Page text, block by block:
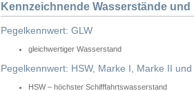
Kennzeichnende Wasserstände
Pegelkennwert: GLW
gleichwertiger Wasserstand
Pegelkennwert: HSW, Marke I, Marke II
HSW – höchster Schifffahrtswasserstand